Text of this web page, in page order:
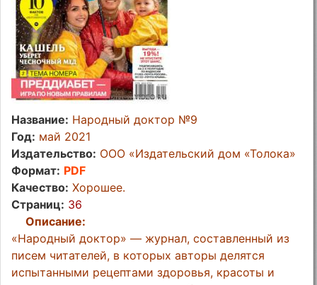
Название: Народный доктор №9
Год: май 2021
Издательство: ООО «Издательский дом «Толока»
Формат: PDF
Качество: Хорошее.
Страниц: 36
Описание:
«Народный доктор» — журнал, составленный из
писем читателей, в которых авторы делятся
испытанными рецептами здоровья, красоты и